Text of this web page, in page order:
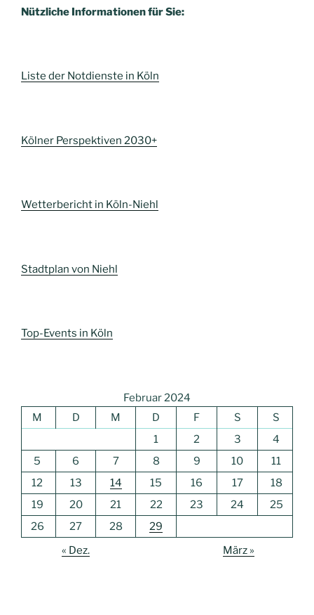
Nützliche Informationen für Sie:
Liste der Notdienste in Köln
Kölner Perspektiven 2030+
Wetterbericht in Köln-Niehl
Stadtplan von Niehl
Top-Events in Köln
Februar 2024
M
D M D F S
S
1
2 3
4
5
6 7 8 9 10
11
12
13 14 15 16 17
18
19
20 21 22 23 24
25
26
27 28
29
« Dez.
März »